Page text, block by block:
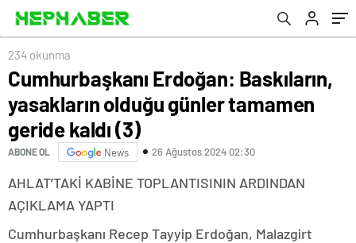
234 okunma
Cumhurbaşkanı Erdoğan: Baskıların,
yasakların olduğu günler tamamen
geride kaldı (3)
ABONE OL News 26 Ağustos 2024 02:30
AHLAT’TAKİ KABİNE TOPLANTISININ ARDINDAN
AÇIKLAMA YAPTI
Cumhurbaşkanı Recep Tayyip Erdoğan, Malazgirt